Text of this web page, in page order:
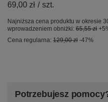
69,00 zł / szt.
Najniższa cena produktu w okresie
wprowadzeniem obniżki: 65,55 zł
Cena regularna: 129,00 zł -47%
Potrzebujesz